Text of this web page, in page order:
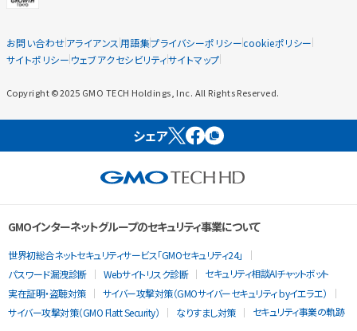
お問い合わせアライアンス 用語集プライバシーポリシーcookieポリシー
サイトポリシー ウェブアクセシビリティサイトマップ
Copyright ©2025 GMO TECH Holdings, Inc. All Rights Reserved.
シェア
GMOインターネットグループのセキュリティ事業について
世界初総合ネットセキュリティサービス「GMOセキュリティ24」
パスワード漏洩診断
Webサイトリスク診断
セキュリティ相談AIチャットボット
実在証明・盗聴対策
サイバー攻撃対策（GMOサイバーセキュリティ byイエラエ）
サイバー攻撃対策（GMO Flatt Security）
なりすまし対策 セキュリティ事業の軌跡